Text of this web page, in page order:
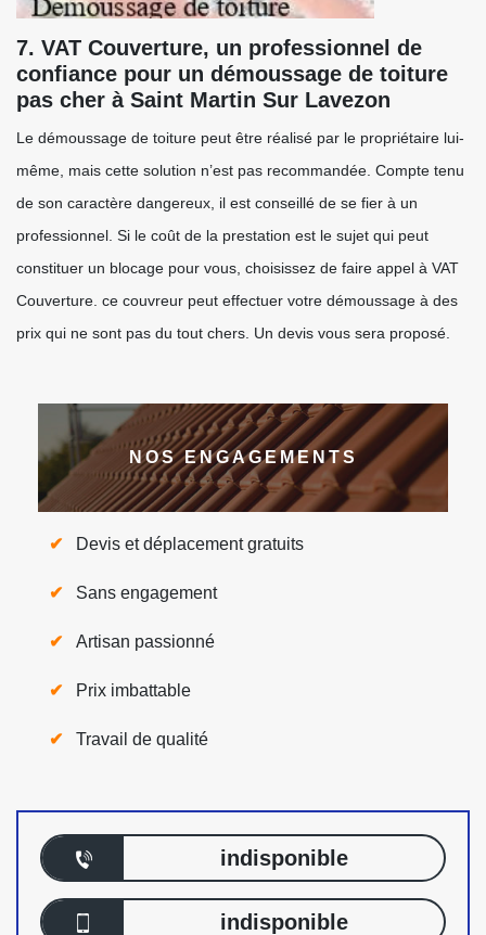
7. VAT Couverture, un professionnel de
confiance pour un démoussage de toiture
pas cher à Saint Martin Sur Lavezon
Le démoussage de toiture peut être réalisé par le propriétaire lui-
même, mais cette solution n’est pas recommandée. Compte tenu
de son caractère dangereux, il est conseillé de se fier à un
professionnel. Si le coût de la prestation est le sujet qui peut
constituer un blocage pour vous, choisissez de faire appel à VAT
Couverture. ce couvreur peut effectuer votre démoussage à des
prix qui ne sont pas du tout chers. Un devis vous sera proposé.
NOS ENGAGEMENTS
Devis et déplacement gratuits
Sans engagement
Artisan passionné
Prix imbattable
Travail de qualité
indisponible
indisponible